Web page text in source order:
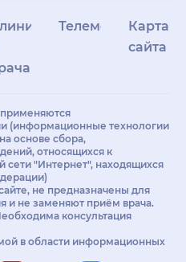
Телемедицина
Карта
сайта
(информационные технологии
основе сбора,
относящихся к
сети "Интернет", находящихся
не предназначены для
и не заменяют приём врача.
консультация
в области информационных